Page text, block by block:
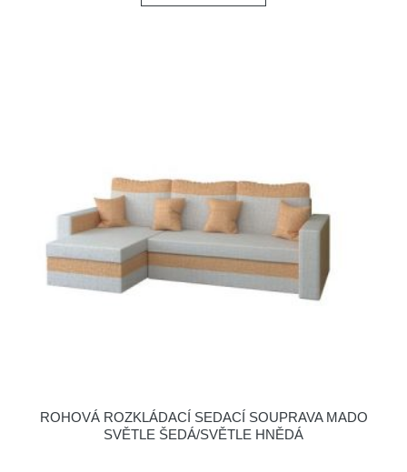
ROHOVÁ ROZKLÁDACÍ SEDACÍ SOUPRAVA MADO
SVĚTLE ŠEDÁ/SVĚTLE HNĚDÁ